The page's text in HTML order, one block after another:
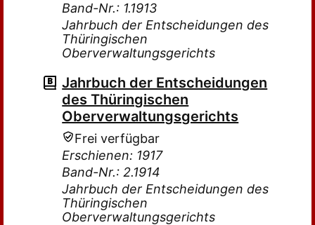
Band-Nr.: 1.1913
Jahrbuch der Entscheidungen des
Thüringischen
Oberverwaltungsgerichts
Jahrbuch der Entscheidungen
des Thüringischen
Oberverwaltungsgerichts
Frei verfügbar
Erschienen: 1917
Band-Nr.: 2.1914
Jahrbuch der Entscheidungen des
Thüringischen
Oberverwaltungsgerichts